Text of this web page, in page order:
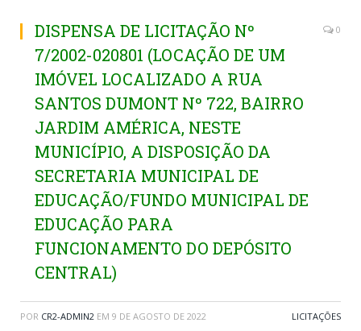
DISPENSA DE LICITAÇÃO Nº
7/2002-020801 (LOCAÇÃO DE UM
IMÓVEL LOCALIZADO A RUA
SANTOS DUMONT Nº 722, BAIRRO
JARDIM AMÉRICA, NESTE
MUNICÍPIO, A DISPOSIÇÃO DA
SECRETARIA MUNICIPAL DE
EDUCAÇÃO/FUNDO MUNICIPAL DE
EDUCAÇÃO PARA
FUNCIONAMENTO DO DEPÓSITO
CENTRAL)
0
POR CR2-ADMIN2 EM 9 DE AGOSTO DE 2022 LICITAÇÕES